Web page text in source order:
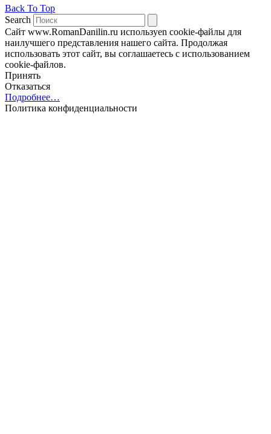
Back To Top
Search
Сайт www.RomanDanilin.ru используеn cookie-файлы для
наилучшего представления нашего сайта. Продолжая
использовать этот сайт, вы соглашаетесь с использованием
cookie-файлов.
Принять
Отказаться
Подробнее…
Политика конфиденциальности